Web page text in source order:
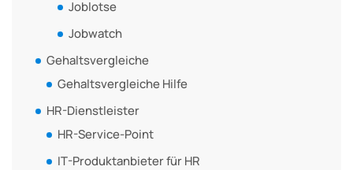
Joblotse
Jobwatch
Gehaltsvergleiche
Gehaltsvergleiche Hilfe
HR-Dienstleister
HR-Service-Point
IT-Produktanbieter für HR